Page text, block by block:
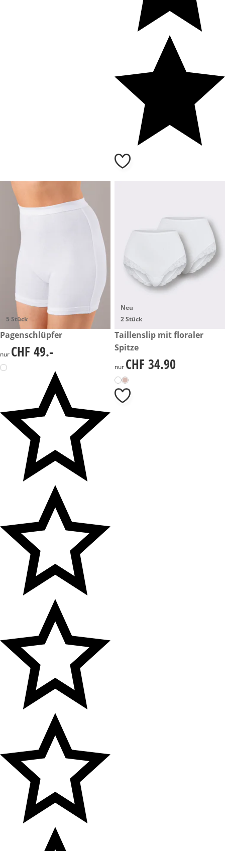
5 Stück
CHF 49.-
Pagenschlüpfer
CHF 49.-
nur CHF 49.-
Neu
2 Stück
CHF 34.90
Taillenslip mit floraler
Spitze
CHF 34.90
nur CHF 34.90